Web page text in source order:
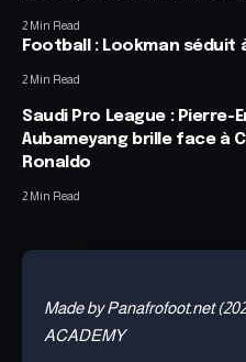
2 Min Read
Football : Lookman séduit
2 Min Read
Saudi Pro League : Pierre-
Aubameyang brille face à
Ronaldo
2 Min Read
Made by Panafrofoot.net
ACADEMY